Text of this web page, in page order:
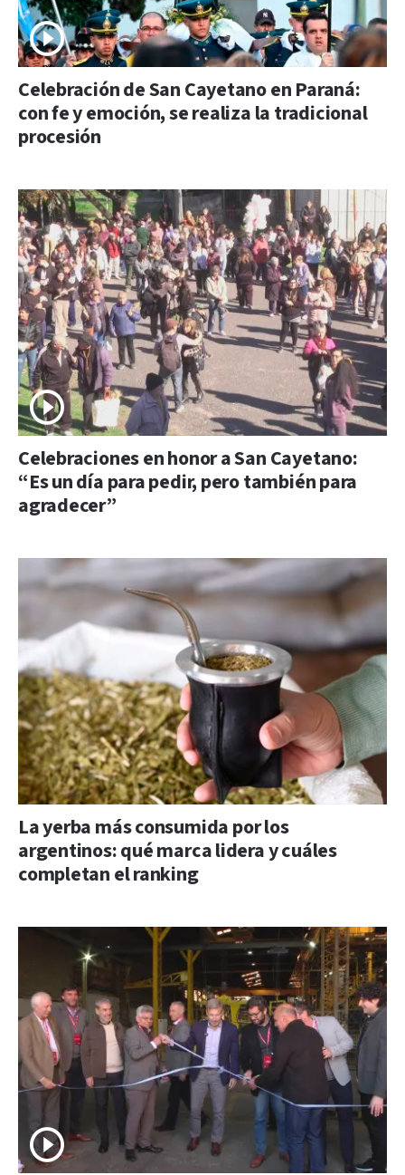
Celebración de San Cayetano en Paraná:
con fe y emoción, se realiza la tradicional
procesión
Celebraciones en honor a San Cayetano:
“Es un día para pedir, pero también para
agradecer”
La yerba más consumida por los
argentinos: qué marca lidera y cuáles
completan el ranking